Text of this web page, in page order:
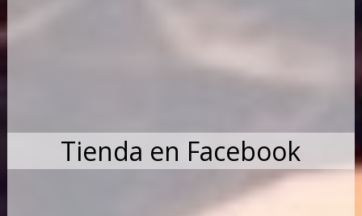
Tienda en Facebook